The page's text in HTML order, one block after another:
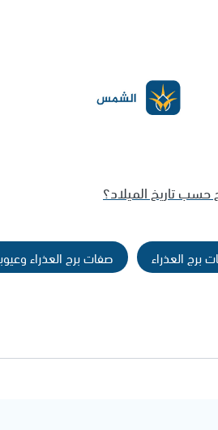
حسب تاريخ الميلاد؟
العذراء صفات برج العذراء